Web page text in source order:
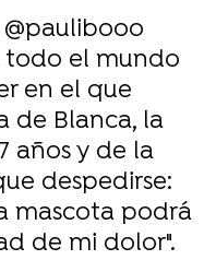
todo el mundo
en el que
de Blanca, la
años y de la
despedirse:
mascota podrá
de mi dolor".